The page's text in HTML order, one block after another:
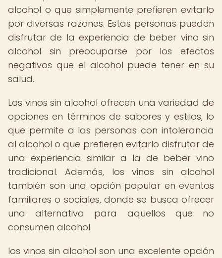
alcohol o que simplemente prefieren evitarlo
por diversas razones. Estas personas pueden
disfrutar de la experiencia de beber vino sin
alcohol sin preocuparse por los efectos
negativos que el alcohol puede tener en su
salud.
Los vinos sin alcohol ofrecen una variedad de
opciones en términos de sabores y estilos, lo
que permite a las personas con intolerancia
al alcohol o que prefieren evitarlo disfrutar de
una experiencia similar a la de beber vino
tradicional. Además, los vinos sin alcohol
también son una opción popular en eventos
familiares o sociales, donde se busca ofrecer
una alternativa para aquellos que no
consumen alcohol.
los vinos sin alcohol son una excelente opción